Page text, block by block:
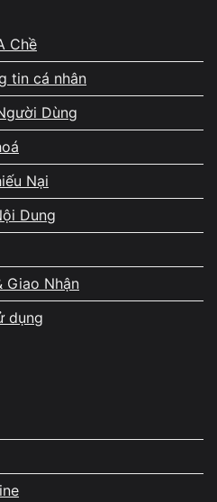
tra driver
trừ lỗi hệ thống
chậm bất thường đi kèm,
bài
nhân.
có thể làm gãy socket hoặc
nhẹ? Khi nào cần
Chề
tin cá nhân
Dùng
Nại
Dung
Giao Nhận
dụng